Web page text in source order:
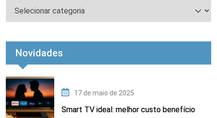
Novidades
17 de maio de 2025
Smart TV ideal: melhor custo benefício